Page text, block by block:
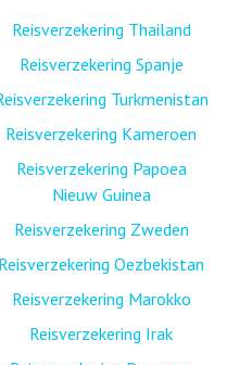
Reisverzekering Thailand
Reisverzekering Spanje
Turkmenistan
Reisverzekering Kameroen
Reisverzekering Papoea
Nieuw Guinea
Reisverzekering Zweden
Reisverzekering Oezbekistan
Reisverzekering Marokko
Reisverzekering Irak